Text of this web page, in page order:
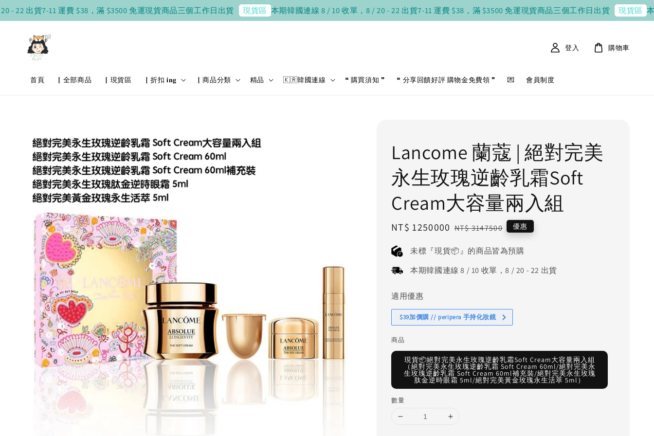
出貨 7-11 運費 $38，滿 $3500 免運 現貨商品三個工作日出貨 現貨區 本期韓國連線 8 / 10 收單，8 / 20 - 22 出貨 7-11 運費 $38，滿 $3500 免運 現貨商品三個工作日出貨 現貨區 本期
首頁 ▏全部商品 ▏現貨區 ▏折扣 𝐢𝐧𝐠 ▏商品分類 精品 🇰🇷韓國連線 ❝ 購買須知 ❞ ❝ 分享回饋好評 購物金免費領 ❞ 💌 會員制度
登入 購物車
Lancome 蘭蔻 | 絕對完美
永生玫瑰逆齡乳霜Soft
Cream大容量兩入組
Sale
NT$ 1250000 Regular
NT$ 3147500 優惠
未標『現貨📦』的商品皆為預購
本期韓國連線 8 / 10 收單，8 / 20 - 22 出貨
適用優惠
$39加價購 // peripera 手持化妝鏡
商品
現貨📦絕對完美永生玫瑰逆齡乳霜Soft Cream大容量兩入組
（絕對完美永生玫瑰逆齡乳霜 Soft Cream 60ml/絕對完美永
生玫瑰逆齡乳霜 Soft Cream 60ml補充裝/絕對完美永生玫瑰
肽金逆時眼霜 5ml/絕對完美黃金玫瑰永生活萃 5ml）
數量